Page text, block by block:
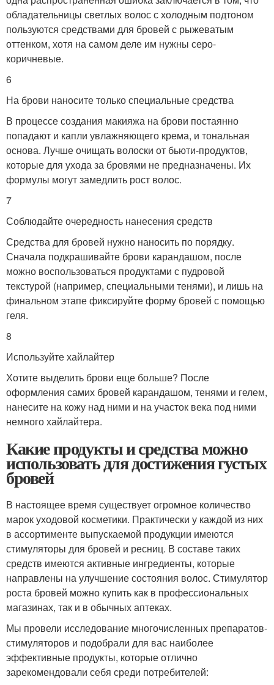
обладательницы светлых волос с холодным подтоном
пользуются средствами для бровей с рыжеватым
оттенком, хотя на самом деле им нужны серо-
коричневые.
6
На брови наносите только специальные средства
В процессе создания макияжа на брови постаянно
попадают и капли увлажняющего крема, и тональная
основа. Лучше очищать волоски от бьюти-продуктов,
которые для ухода за бровями не предназначены. Их
формулы могут замедлить рост волос.
7
Соблюдайте очередность нанесения средств
Средства для бровей нужно наносить по порядку.
Сначала подкрашивайте брови карандашом, после
можно воспользоваться продуктами с пудровой
текстурой (например, специальными тенями), и лишь на
финальном этапе фиксируйте форму бровей с помощью
геля.
8
Используйте хайлайтер
Хотите выделить брови еще больше? После
оформления самих бровей карандашом, тенями и гелем,
нанесите на кожу над ними и на участок века под ними
немного хайлайтера.
Какие продукты и средства можно
использовать для достижения густых
бровей
В настоящее время существует огромное количество
марок уходовой косметики. Практически у каждой из них
в ассортименте выпускаемой продукции имеются
стимуляторы для бровей и ресниц. В составе таких
средств имеются активные ингредиенты, которые
направлены на улучшение состояния волос. Стимулятор
роста бровей можно купить как в профессиональных
магазинах, так и в обычных аптеках.
Мы провели исследование многочисленных препаратов-
стимуляторов и подобрали для вас наиболее
эффективные продукты, которые отлично
зарекомендовали себя среди потребителей: